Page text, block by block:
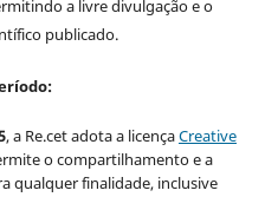
a livre divulgação e o
publicado.
, a Re.cet adota a licençaCreative
o compartilhamento e a
qualquer finalidade, inclusive